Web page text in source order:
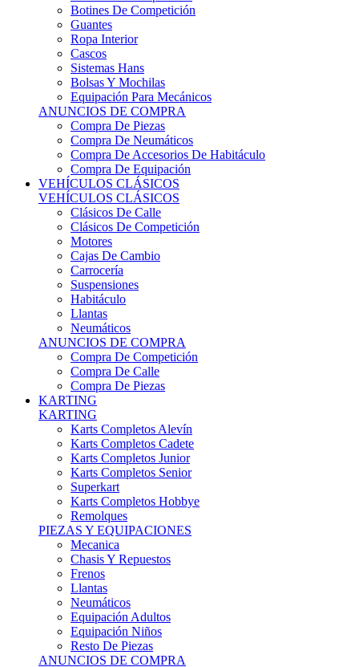
Botines De Competición
Guantes
Ropa Interior
Cascos
Sistemas Hans
Bolsas Y Mochilas
Equipación Para Mecánicos
ANUNCIOS DE COMPRA
Compra De Piezas
Compra De Neumáticos
Compra De Accesorios De Habitáculo
Compra De Equipación
VEHÍCULOS CLÁSICOS
VEHÍCULOS CLÁSICOS
Clásicos De Calle
Clásicos De Competición
Motores
Cajas De Cambio
Carrocería
Suspensiones
Habitáculo
Llantas
Neumáticos
ANUNCIOS DE COMPRA
Compra De Competición
Compra De Calle
Compra De Piezas
KARTING
KARTING
Karts Completos Alevín
Karts Completos Cadete
Karts Completos Junior
Karts Completos Senior
Superkart
Karts Completos Hobbye
Remolques
PIEZAS Y EQUIPACIONES
Mecanica
Chasis Y Repuestos
Frenos
Llantas
Neumáticos
Equipación Adultos
Equipación Niños
Resto De Piezas
ANUNCIOS DE COMPRA